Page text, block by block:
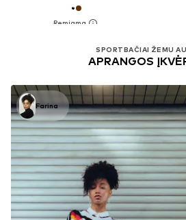
SPORTBAČIAI ŽEMU
APRANGOS
Farina